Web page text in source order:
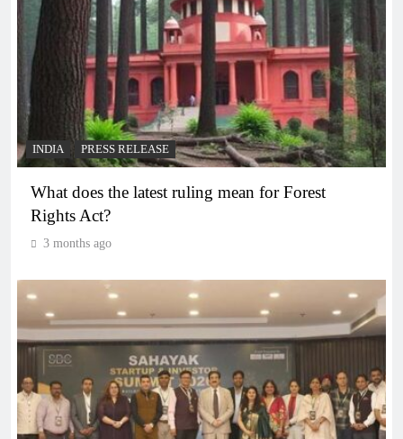
INDIA PRESS RELEASE
What does the latest ruling mean for Forest
Rights Act?
3 months ago